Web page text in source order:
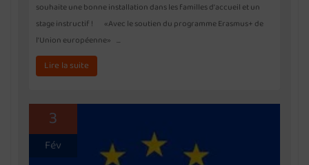
souhaite une bonne installation dans les familles d’accueil et un
stage instructif ! «Avec le soutien du programme Erasmus+ de
l’Union européenne» …
Lire la suite
3
Fév